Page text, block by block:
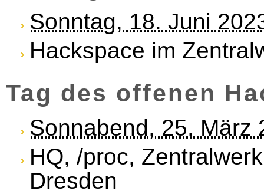
Sonntag, 18. Juni
Hackspace im
Tag des offenen
Sonnabend, 25. März
HQ, /proc,
Dresden